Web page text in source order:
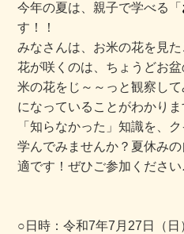
今年の夏は、親子で学べる「
す！！
みなさんは、お米の花を見
花が咲くのは、ちょうどお盆
米の花をじ～～っと観察し
になっていることがわかり
「知らなかった」知識を、
学んでみませんか？ 夏休み
適です！ぜひご参加ください
○日時：令和7年7月27日（